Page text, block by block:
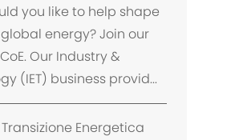
you like to help shape
energy? Join our
Our Industry &
(IET) business provid...
Energetica